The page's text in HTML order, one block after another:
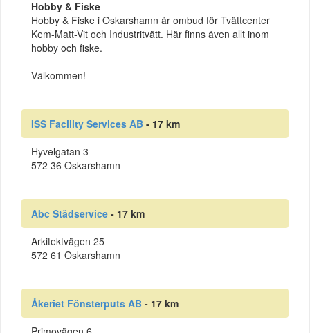
Hobby & Fiske
Hobby & Fiske i Oskarshamn är ombud för Tvättcenter
Kem-Matt-Vit och Industritvätt. Här finns även allt inom
hobby och fiske.
Välkommen!
ISS Facility Services AB - 17 km
Hyvelgatan 3
572 36 Oskarshamn
Abc Städservice - 17 km
Arkitektvägen 25
572 61 Oskarshamn
Åkeriet Fönsterputs AB - 17 km